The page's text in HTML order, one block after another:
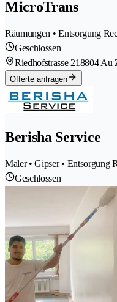
MicroTrans
Räumungen • Entsorgung
Geschlossen
Riedhofstrasse 218804 Au
Offerte anfragen
Berisha Service
Maler • Gipser • Entsorgung
Geschlossen